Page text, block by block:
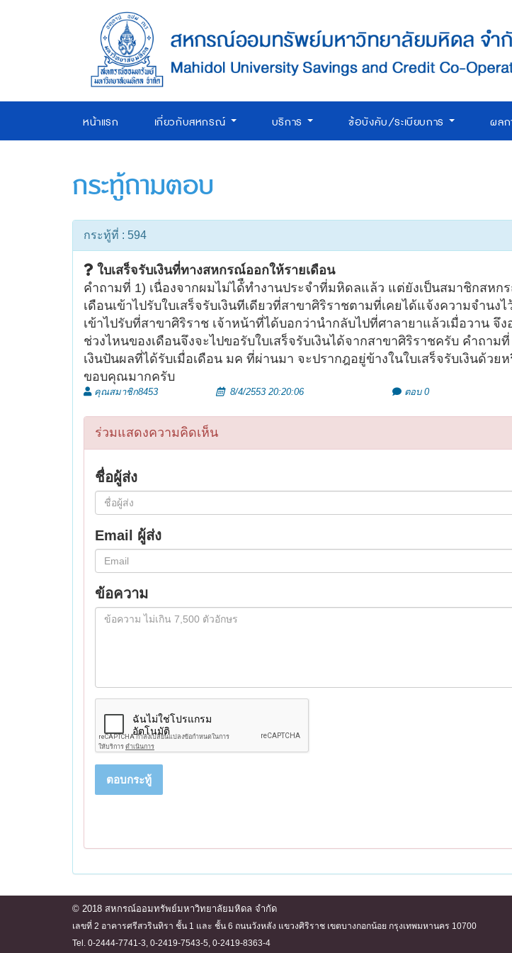
หน้าแรก เกี่ยวกับสหกรณ์ บริการ ข้อบังคับ/ระเบียบการ ผลก
กระทู้ถามตอบ
กระทู้ที่ : 594
ใบเสร็จรับเงินที่ทางสหกรณ์ออกให้รายเดือน
คำถามที่ 1) เนื่องจากผมไม่ได้ืทำงานประจำที่มหิดลแล้ว แต่ยังเป็นสมาชิกสหก
เดือนเข้าไปรับใบเสร็จรับเงินทีเดียวที่สาขาศิริราชตามที่เคยได้แจ้งความจำนง
เข้าไปรับที่สาขาศิริราช เจ้าหน้าที่ได้บอกว่านำกลับไปที่ศาลายาแล้วเมื่อวาน จึง
ช่วงไหนของเดือนจึงจะไปขอรับใบเสร็จรับเงินได้จากสาขาศิริราชครับ คำถาม
เงินปันผลที่ได้รับเมื่อเดือน มค ที่ผ่านมา จะปรากฎอยู่ข้างในใบเสร็จรับเงินด้วย
ขอบคุณมากครับ
คุณสมาชิก8453 8/4/2553 20:20:06 ตอบ 0
ร่วมแสดงความคิดเห็น
ชื่อผู้ส่ง
Email ผู้ส่ง
ข้อความ
ตอบกระทู้
© 2018 สหกรณ์ออมทรัพย์มหาวิทยาลัยมหิดล จำกัด
เลขที่ 2 อาคารศรีสวรินทิรา ชั้น 1 และ ชั้น 6 ถนนวังหลัง แขวงศิริราช เขตบางกอกน้อย กรุงเทพมหานคร 10700
Tel. 0-2444-7741-3, 0-2419-7543-5, 0-2419-8363-4